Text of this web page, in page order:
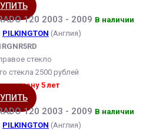
120 2003 - 2009 В наличии
PILKINGTON (Англия)
стекло
стекла 2500 рублей
замену 5 лет
120 2003 - 2009 В наличии
PILKINGTON (Англия)